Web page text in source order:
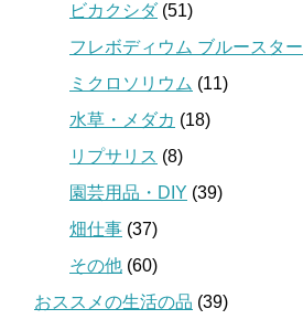
ビカクシダ(51)
フレボディウム ブルースター
ミクロソリウム (11)
水草・メダカ (18)
リプサリス (8)
園芸用品・DIY (39)
畑仕事 (37)
その他 (60)
おススメの生活の品 (39)